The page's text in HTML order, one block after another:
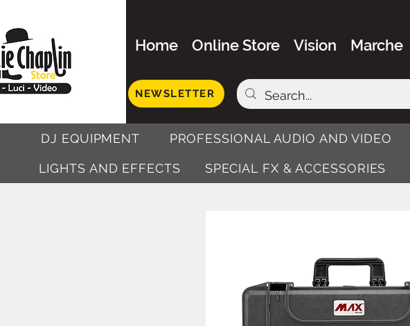
Home Online Store Vision Marche
NEWSLETTER
DJ EQUIPMENT PROFESSIONAL AUDIO AND VIDEO
LIGHTS AND EFFECTS SPECIAL FX & ACCESSORIES